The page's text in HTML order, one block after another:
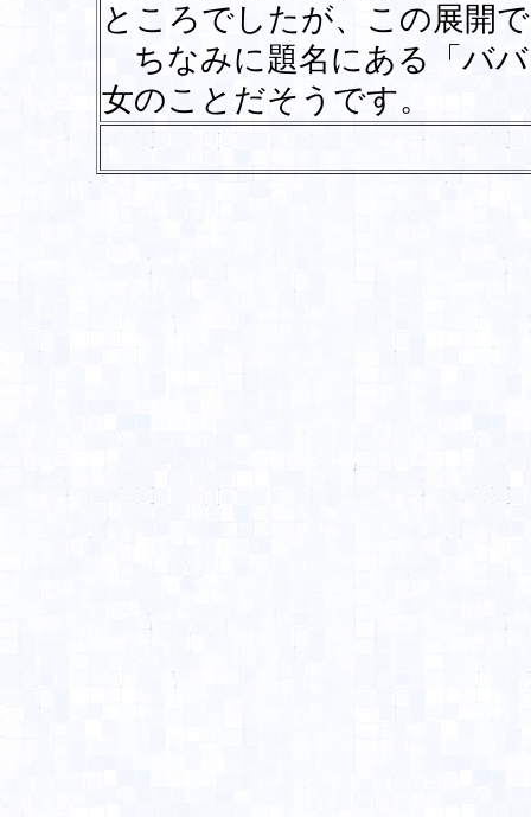
ところでしたが、この展開
ちなみに題名にある「バ
女のことだそうです。